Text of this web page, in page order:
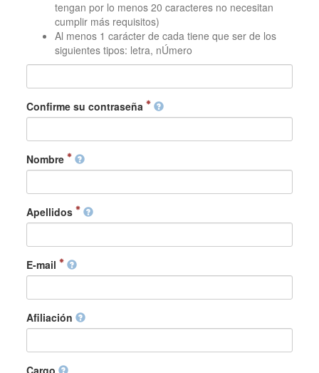
tengan por lo menos 20 caracteres no necesitan
cumplir más requisitos)
Al menos 1 carácter de cada tiene que ser de los
siguientes tipos: letra, nÚmero
Confirme su contraseña
Nombre
Apellidos
E-mail
Afiliación
Cargo